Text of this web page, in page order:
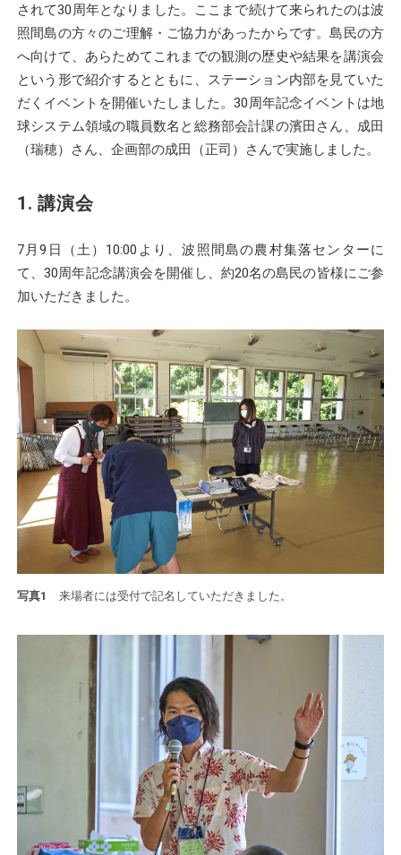
されて30周年となりました。ここまで続けて来られたのは波
照間島の方々のご理解・ご協力があったからです。島民の方
へ向けて、あらためてこれまでの観測の歴史や結果を講演会
という形で紹介するとともに、ステーション内部を見ていた
だくイベントを開催いたしました。30周年記念イベントは地
球システム領域の職員数名と総務部会計課の濱田さん、成田
（瑞穂）さん、企画部の成田（正司）さんで実施しました。
1. 講演会
7月9日（土）10:00より、波照間島の農村集落センターに
て、30周年記念講演会を開催し、約20名の島民の皆様にご参
加いただきました。
写真1 来場者には受付で記名していただきました。